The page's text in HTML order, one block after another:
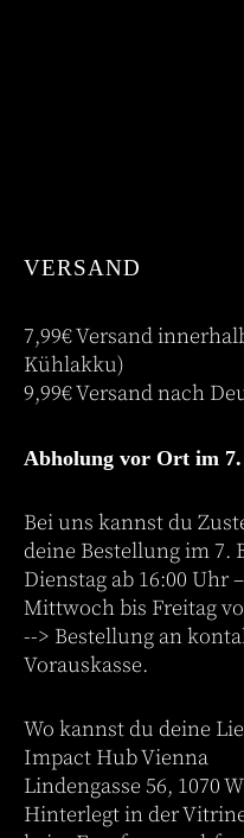
VERSAND
7,99€ Versand
Kühlakku)
9,99€ Versand nach
Abholung vor Ort im
Bei uns kannst du
deine Bestellung im 7.
Dienstag ab 16:00 Uhr
Mittwoch bis Freitag
--> Bestellung an
Vorauskasse.
Wo kannst du deine
Impact Hub Vienna
Lindengasse 56, 1070
Hinterlegt in der